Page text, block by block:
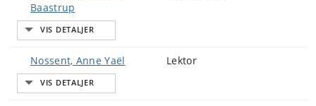
Baastrup
Nossent, Anne Yaël Lektor